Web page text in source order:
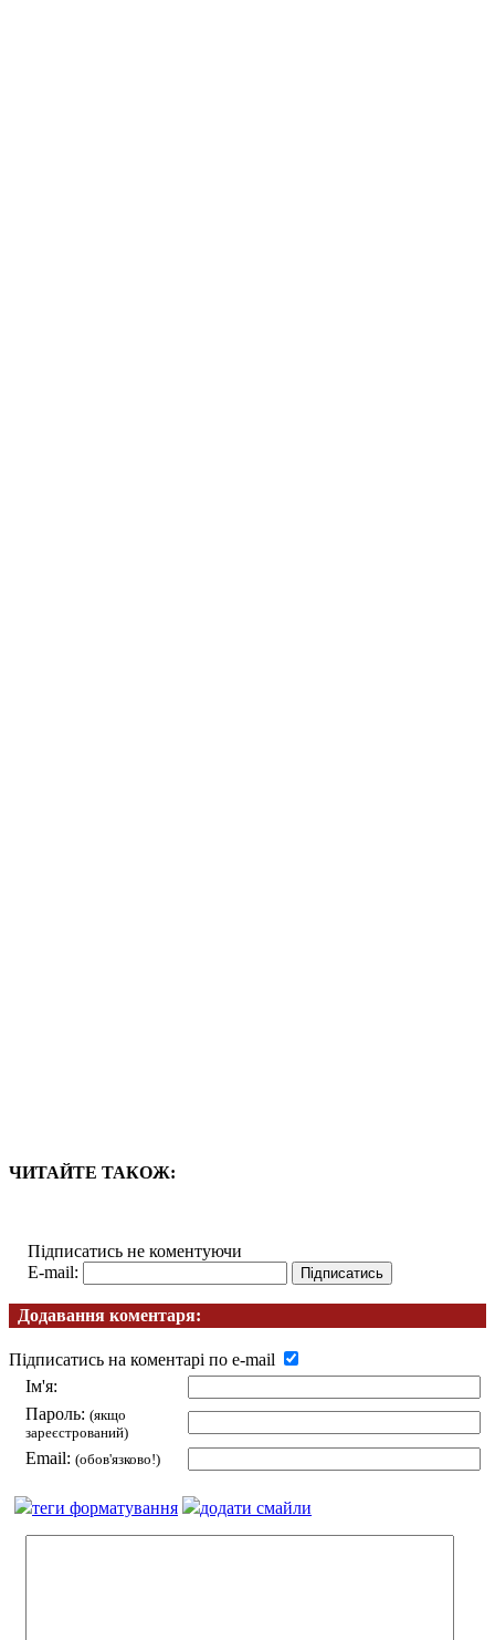
ЧИТАЙТЕ ТАКОЖ:
Підписатись не коментуючи
E-mail:
Додавання коментаря:
Підписатись на коментарі по e-mail
Ім'я:
Пароль: (якщо
зареєстрований)
Email: (обов'язково!)
теги форматування додати смайли